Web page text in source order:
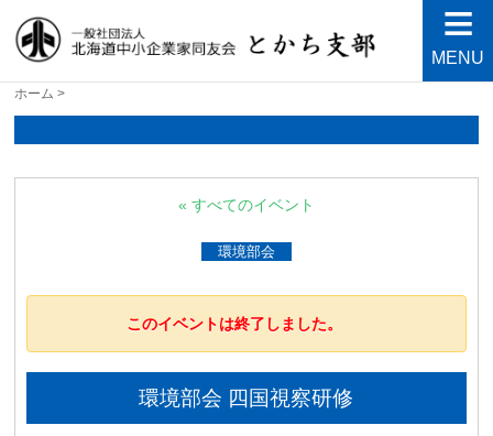
北海道中小企業家同友会と
かち支部
良い会社、良い経営者、よい経営環境づくりを目指し
MENU
ホーム >
« すべてのイベント
環境部会
このイベントは終了しました。
環境部会 四国視察研修